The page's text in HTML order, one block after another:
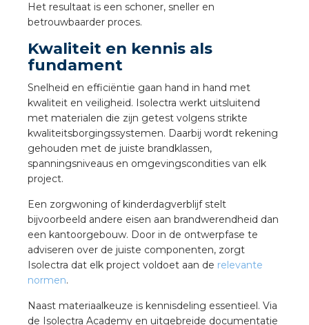
Het resultaat is een schoner, sneller en
betrouwbaarder proces.
Kwaliteit en kennis als
fundament
Snelheid en efficiëntie gaan hand in hand met
kwaliteit en veiligheid. Isolectra werkt uitsluitend
met materialen die zijn getest volgens strikte
kwaliteitsborgingssystemen. Daarbij wordt rekening
gehouden met de juiste brandklassen,
spanningsniveaus en omgevingscondities van elk
project.
Een zorgwoning of kinderdagverblijf stelt
bijvoorbeeld andere eisen aan brandwerendheid dan
een kantoorgebouw. Door in de ontwerpfase te
adviseren over de juiste componenten, zorgt
Isolectra dat elk project voldoet aan de relevante
normen.
Naast materiaalkeuze is kennisdeling essentieel. Via
de Isolectra Academy en uitgebreide documentatie